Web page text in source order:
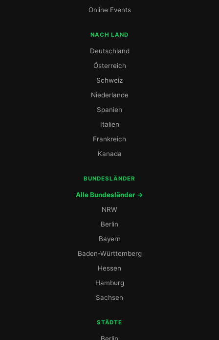
Online Events
NACH LAND
Deutschland
Österreich
Schweiz
Niederlande
Spanien
Italien
Frankreich
Kanada
BUNDESLÄNDER
Alle Bundesländer →
NRW
Berlin
Bayern
Baden-Württemberg
Hessen
Hamburg
Sachsen
STÄDTE
Berlin